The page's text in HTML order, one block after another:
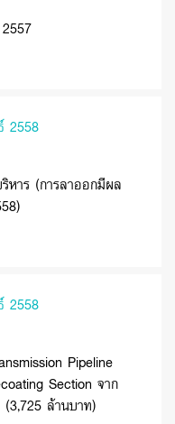
2558
หาร (การลาออกมีผล
2558
Pipeline
Section จาก
ล้านบาท)